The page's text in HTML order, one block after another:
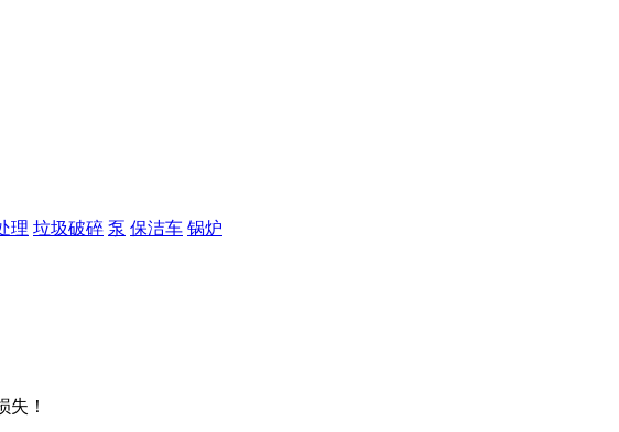
理 垃圾破碎 泵 保洁车 锅炉
失！